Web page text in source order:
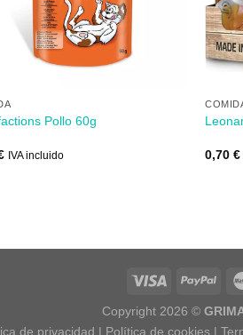
Pollo 60g
IVA incluido 0,70€
Copyright 2026 ©
de privacidad | Política de cookies|